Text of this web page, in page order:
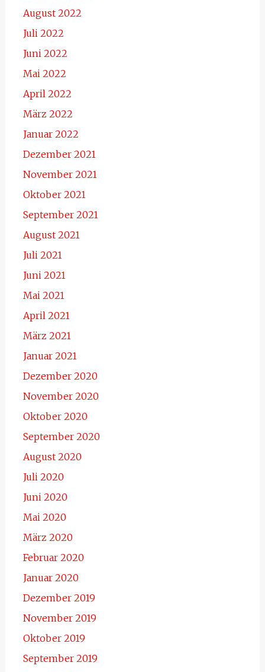
August 2022
Juli 2022
Juni 2022
Mai 2022
April 2022
März 2022
Januar 2022
Dezember 2021
November 2021
Oktober 2021
September 2021
August 2021
Juli 2021
Juni 2021
Mai 2021
April 2021
März 2021
Januar 2021
Dezember 2020
November 2020
Oktober 2020
September 2020
August 2020
Juli 2020
Juni 2020
Mai 2020
März 2020
Februar 2020
Januar 2020
Dezember 2019
November 2019
Oktober 2019
September 2019